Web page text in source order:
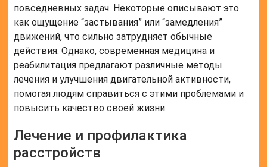
повседневных задач. Некоторые описывают это
как ощущение “застывания” или “замедления”
движений, что сильно затрудняет обычные
действия. Однако, современная медицина и
реабилитация предлагают различные методы
лечения и улучшения двигательной активности,
помогая людям справиться с этими проблемами и
повысить качество своей жизни.
Лечение и профилактика
расстройств